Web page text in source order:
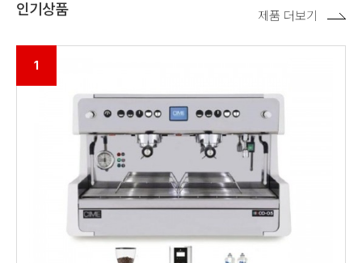
인기상품
1
제품 더보기